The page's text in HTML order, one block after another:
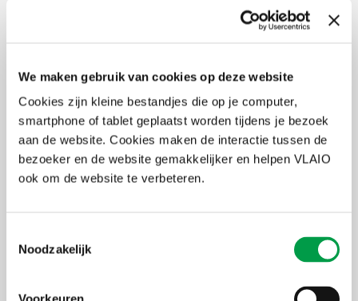
We maken gebruik van cookies op deze website
Cookies zijn kleine bestandjes die op je computer,
smartphone of tablet geplaatst worden tijdens je bezoek
aan de website. Cookies maken de interactie tussen de
bezoeker en de website gemakkelijker en helpen VLAIO
ook om de website te verbeteren.
Noodzakelijk
Management-platform (PRM) waarmee bedrijven efficiënter
kunnen samenwerken en hun verkoop via partners kunnen
agent die ondersteuning, dataverwerking en partneractivatie
verzorgt.
ontwikkelt SaaS-software voor geavanceerde
planningsoptimalisatie, waarmee bedrijven complexe
operationele vraagstukken zoals personeelsroosters en routes
efficiënt kunnen oplossen.
Breed Bio ontwikkelt een innovatief softwareplatform voor
genetische laboratoria in de landbouw, waarmee
helpt organisaties om generatieve AI veilig en
efficiënt te integreren via een centraal platform. Hun project,
Wonka Chat, biedt een schaalbare en veilige chatoplossing
gebruiken binnen de organisatie.